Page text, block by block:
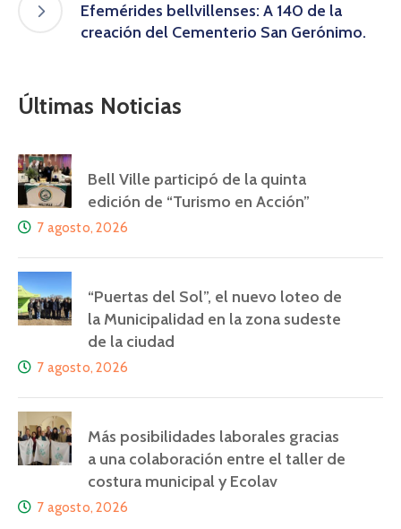
Efemérides bellvillenses: A 140 de la
creación del Cementerio San Gerónimo.
Últimas Noticias
Bell Ville participó de la quinta
edición de “Turismo en Acción”
7 agosto, 2026
“Puertas del Sol”, el nuevo loteo de
la Municipalidad en la zona sudeste
de la ciudad
7 agosto, 2026
Más posibilidades laborales gracias
a una colaboración entre el taller de
costura municipal y Ecolav
7 agosto, 2026